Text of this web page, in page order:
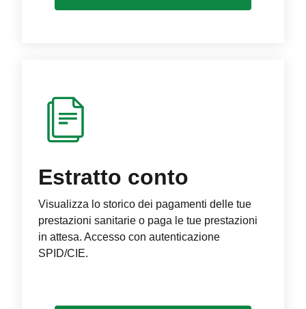
Estratto conto
Visualizza lo storico dei pagamenti delle tue
prestazioni sanitarie o paga le tue prestazioni
in attesa. Accesso con autenticazione
SPID/CIE.